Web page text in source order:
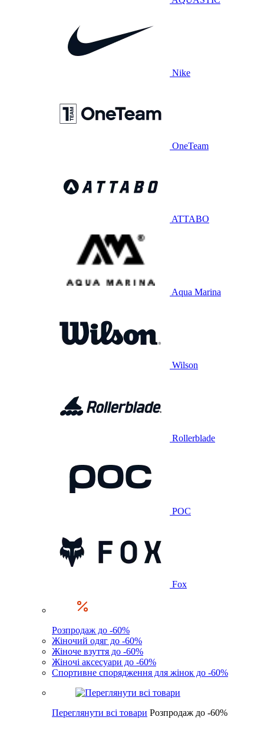
Nike
OneTeam
ATTABO
Aqua Marina
Wilson
Rollerblade
POC
Fox
Розпродаж до -60%
Жіночий одяг до -60%
Жіноче взуття до -60%
Жіночі аксесуари до -60%
Спортивне спорядження для жінок до -60%
Переглянути всі товари Розпродаж до -60%